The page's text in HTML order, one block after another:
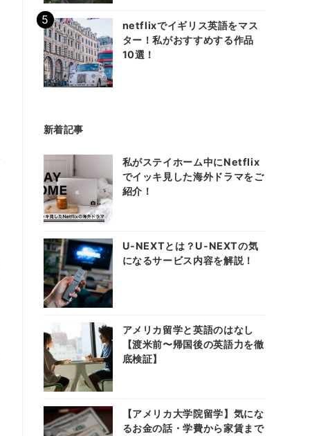
netflixでイギリス英語をマス
ター！私がおすすめする作品
10選！
新着記事
私がステイホーム中にNetflix
でイッキ見した海外ドラマをご
紹介！
U-NEXTとは？U-NEXTの気
になるサービス内容を解説！
アメリカ留学と英語のはなし
【渡米前〜帰国後の英語力を徹
底検証】
【アメリカ大学院留学】気にな
るお金の話・学費から家賃まで